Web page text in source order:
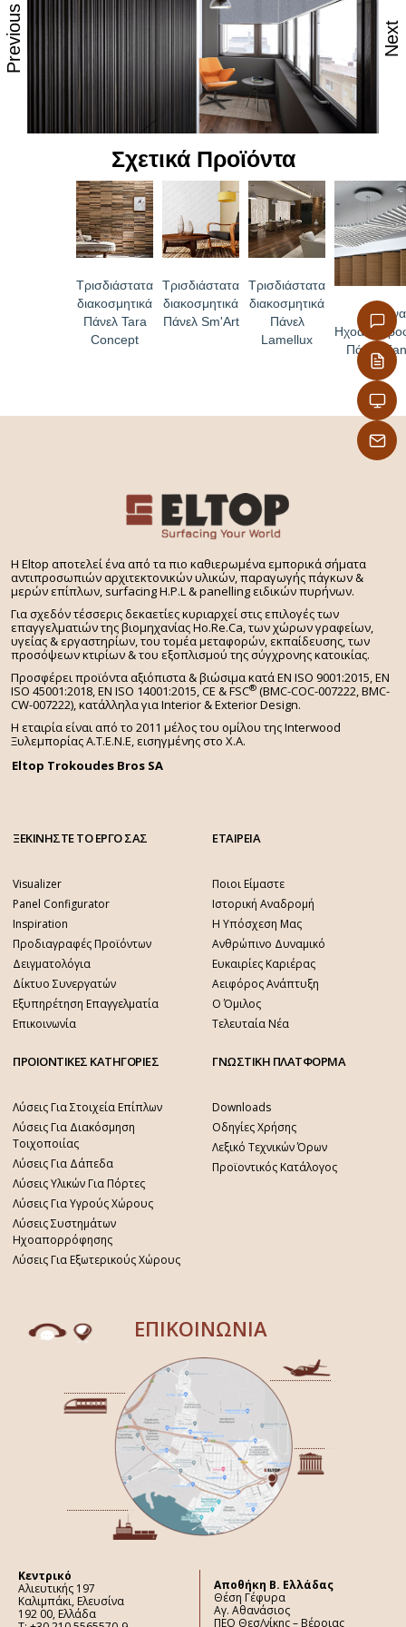
Διαστάσεις:
2440x1220mm
Previous Next
Σχετικά Προϊόντα
Τρισδιάστατα
διακοσμητικά
Πάνελ Tara
Concept
Τρισδιάστατα
διακοσμητικά
Πάνελ Sm'Art
Τρισδιάστατα
διακοσμητικά
Πάνελ
Lamellux
Ξύλινα
Πάνελ
H Eltop αποτελεί ένα από τα πιο καθιερωμένα εμπορικά σήματα
αντιπροσωπιών αρχιτεκτονικών υλικών, παραγωγής πάγκων &
μερών επίπλων, surfacing H.P.L & panelling ειδικών πυρήνων.
Για σχεδόν τέσσερις δεκαετίες κυριαρχεί στις επιλογές των
επαγγελματιών της βιομηχανίας Ho.Re.Ca, των χώρων γραφείων,
υγείας & εργαστηρίων, του τομέα μεταφορών, εκπαίδευσης, των
προσόψεων κτιρίων & του εξοπλισμού της σύγχρονης κατοικίας.
Προσφέρει προϊόντα αξιόπιστα & βιώσιμα κατά EN ISO 9001:2015, EN
ISO 45001:2018, EN ISO 14001:2015,CE & FSC® (BMC-COC-007222, BMC-
CW-007222), κατάλληλα για Interior & Exterior Design.
Η εταιρία είναι από το 2011 μέλος του ομίλου της Interwood
Ξυλεμπορίας Α.Τ.Ε.Ν.Ε, εισηγμένης στο Χ.A.
Eltop Trokoudes Bros SA
ΞΕΚΙΝΗΣΤΕ ΤΟ ΕΡΓΟ ΣΑΣ
Visualizer
Panel Configurator
Inspiration
Προδιαγραφές Προϊόντων
Δειγματολόγια
Δίκτυο Συνεργατών
Εξυπηρέτηση Επαγγελματία
Επικοινωνία
ΕΤΑΙΡΕΙΑ
Ποιοι Είμαστε
Ιστορική Αναδρομή
Η Υπόσχεση Μας
Ανθρώπινο Δυναμικό
Ευκαιρίες Καριέρας
Αειφόρος Ανάπτυξη
Ο Όμιλος
Τελευταία Νέα
ΠΡΟΙΟΝΤΙΚΕΣ ΚΑΤΗΓΟΡΙΕΣ
Λύσεις Για Στοιχεία Επίπλων
Λύσεις Για Διακόσμηση
Τοιχοποιίας
Λύσεις Για Δάπεδα
Λύσεις Υλικών Για Πόρτες
Λύσεις Για Υγρούς Χώρους
Λύσεις Συστημάτων
Ηχοαπορρόφησης
Λύσεις Για Εξωτερικούς Χώρους
ΓΝΩΣΤΙΚΗ ΠΛΑΤΦΟΡΜΑ
Downloads
Οδηγίες Χρήσης
Λεξικό Τεχνικών Όρων
Προϊοντικός Κατάλογος
ΕΠΙΚΟΙΝΩΝΙΑ
Κεντρικό
Αλιευτικής 197
Καλιμπάκι, Ελευσίνα
192 00, Ελλάδα
Aποθήκη Β. Ελλάδας
Θέση Γέφυρα
Αγ. Αθανάσιος
ΠΕΟ Θεσ/νίκης – Βέροιας